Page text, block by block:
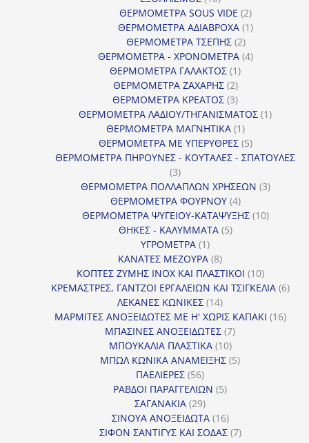
προϊόντα
ΘΕΡΜΟΜΕΤΡΑ SOUS VIDE 22
προϊόντα
ΘΕΡΜΟΜΕΤΡΑ ΑΔΙΑΒΡΟΧΑ 11
ΘΕΡΜΟΜΕΤΡΑ ΤΣΕΠΗΣ 22
προϊόντα
ΘΕΡΜΟΜΕΤΡΑ - ΧΡΟΝΟΜΕΤΡΑ 44
ΘΕΡΜΟΜΕΤΡΑ ΓΑΛΑΚΤΟΣ 11
προϊόν
ΘΕΡΜΟΜΕΤΡΑ ΖΑΧΑΡΗΣ 22
προϊόντα
ΘΕΡΜΟΜΕΤΡΑ ΚΡΕΑΤΟΣ 33
προϊόντα
ΘΕΡΜΟΜΕΤΡΑ ΛΑΔΙΟΥ/ΤΗΓΑΝΙΣΜΑΤΟΣ 11
ΘΕΡΜΟΜΕΤΡΑ ΜΑΓΝΗΤΙΚΑ 11
προϊόν
ΘΕΡΜΟΜΕΤΡΑ ΜΕ ΥΠΕΡΥΘΡΕΣ 55
προϊόντα
ΘΕΡΜΟΜΕΤΡΑ ΠΗΡΟΥΝΕΣ - ΚΟΥΤΑΛΕΣ - ΣΠΑΤΟΥΛΕΣ
33
προϊόντα
ΘΕΡΜΟΜΕΤΡΑ ΠΟΛΛΑΠΛΩΝ ΧΡΗΣΕΩΝ 33
ΘΕΡΜΟΜΕΤΡΑ ΦΟΥΡΝΟΥ 44
προϊόντα
ΘΕΡΜΟΜΕΤΡΑ ΨΥΓΕΙΟΥ-ΚΑΤΑΨΥΞΗΣ 1010
ΘΗΚΕΣ - ΚΑΛΥΜΜΑΤΑ 55
ΥΓΡΟΜΕΤΡΑ 11
προϊόν
ΚΑΝΑΤΕΣ ΜΕΖΟΥΡΑ 88
προϊόντα
ΚΟΠΤΕΣ ΖΥΜΗΣ INOX ΚΑΙ ΠΛΑΣΤΙΚΟΙ 1010
προϊόντα
ΚΡΕΜΑΣΤΡΕΣ, ΓΑΝΤΖΟΙ ΕΡΓΑΛΕΙΩΝ ΚΑΙ ΤΣΙΓΚΕΛΙΑ 66
ΛΕΚΑΝΕΣ ΚΩΝΙΚΕΣ 1414
προϊόντα
ΜΑΡΜΙΤΕΣ ΑΝΟΞΕΙΔΩΤΕΣ ΜΕ Η' ΧΩΡΙΣ ΚΑΠΑΚΙ 1616
ΜΠΑΣΙΝΕΣ ΑΝΟΞΕΙΔΩΤΕΣ 77
ΜΠΟΥΚΑΛΙΑ ΠΛΑΣΤΙΚΑ 1010
προϊόντα
ΜΠΩΛ ΚΩΝΙΚΑ ΑΝΑΜΕΙΞΗΣ 55
ΠΑΕΛΙΕΡΕΣ 5656
προϊόντα
ΡΑΒΔΟΙ ΠΑΡΑΓΓΕΛΙΩΝ 55
ΣΑΓΑΝΑΚΙΑ 2929
προϊόντα
ΣΙΝΟΥΑ ΑΝΟΞΕΙΔΩΤΑ 1616
προϊόντα
ΣΙΦΟΝ ΣΑΝΤΙΓΥΣ ΚΑΙ ΣΟΔΑΣ 77